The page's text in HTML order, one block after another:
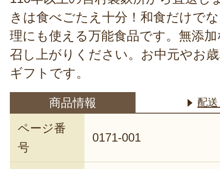
きは食べごたえ十分！和食だけで
理にも使える万能食品です。無添
召し上がりください。お中元やお
ギフトです。
商品情報 配
ページ番
号
0171-001